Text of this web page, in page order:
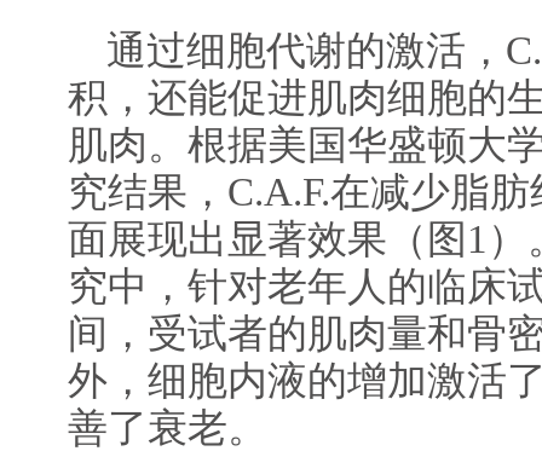
通过细胞代谢的激活，
积，还能促进肌肉细胞的
肌肉。根据美国华盛顿大
究结果，C.A.F.在减少脂
面展现出显著效果（图1
究中，针对老年人的临床
间，受试者的肌肉量和骨
外，细胞内液的增加激活
善了衰老。